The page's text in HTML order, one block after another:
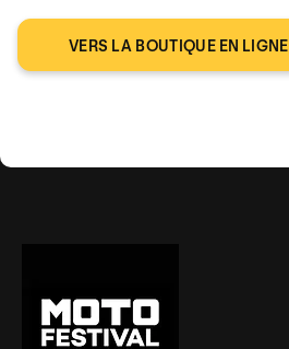
VERS LA BOUTIQUE EN LIGNE